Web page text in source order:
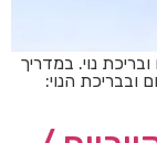
נוי. במדריך
ובבריכת הנוי: